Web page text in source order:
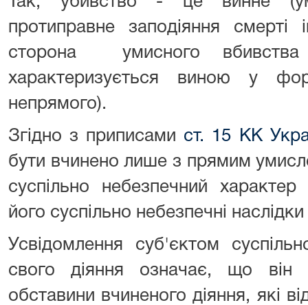
протиправне заподіяння смерті
сторона умисного
характеризується виною у
непрямого).
Згідно з приписами ст. 15 КК
бути вчинено лише з прямим
суспільно небезпечний
його суспільно небезпечні
Усвідомлення суб'єктом
свого діяння означає, що він
обставини вчиненого діяння, які